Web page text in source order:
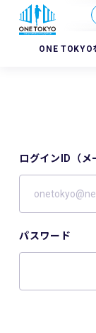
ONE TOKYO
ログインID（メ
パスワード